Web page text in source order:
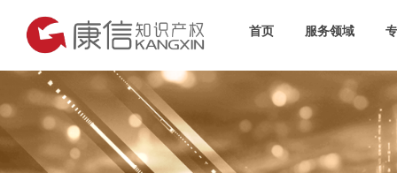
首页 服务领域